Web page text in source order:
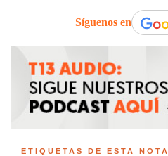
Síguenos en
ETIQUETAS DE ESTA NOTA